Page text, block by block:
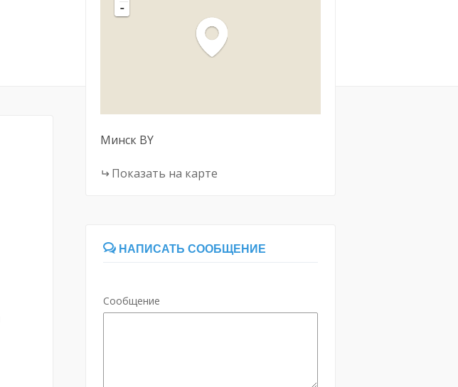
-
Минск BY
Показать на карте
НАПИСАТЬ СООБЩЕНИЕ
Сообщение